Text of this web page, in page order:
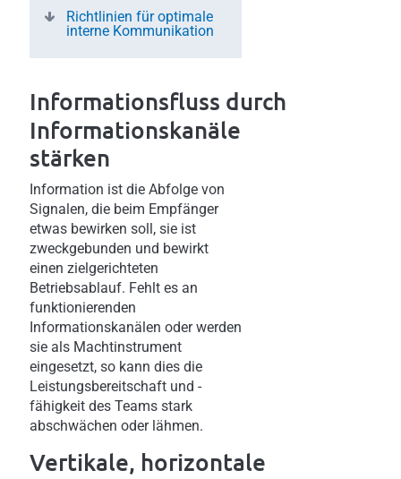
Richtlinien für optimale
interne Kommunikation
Informationsfluss durch
Informationskanäle
stärken
Information ist die Abfolge von
Signalen, die beim Empfänger
etwas bewirken soll, sie ist
zweckgebunden und bewirkt
einen zielgerichteten
Betriebsablauf. Fehlt es an
funktionierenden
Informationskanälen oder werden
sie als Machtinstrument
eingesetzt, so kann dies die
Leistungsbereitschaft und -
fähigkeit des Teams stark
abschwächen oder lähmen.
Vertikale, horizontale